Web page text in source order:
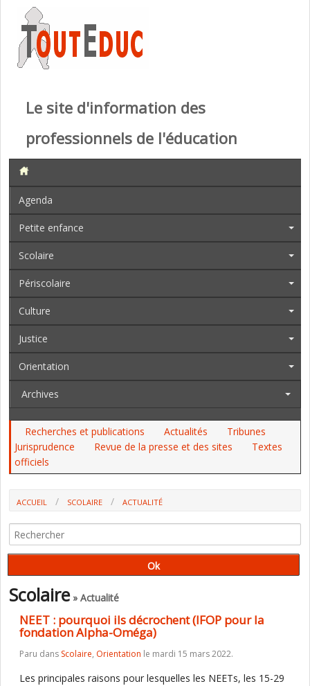
Le site d'information des
professionnels de l'éducation
Agenda
Petite enfance
Scolaire
Périscolaire
Culture
Justice
Orientation
Archives
Recherches et publications Actualités
Tribunes
Jurisprudence
Revue de la presse et des sites
Textes
officiels
ACCUEIL SCOLAIRE
ACTUALITÉ
ALPHA-OMÉGA)
Scolaire» Actualité
NEET : pourquoi ils décrochent (IFOP pour la
fondation Alpha-Oméga)
Paru dans Scolaire, Orientation le mardi 15 mars 2022.
Les principales raisons pour lesquelles les NEETs, les 15-29